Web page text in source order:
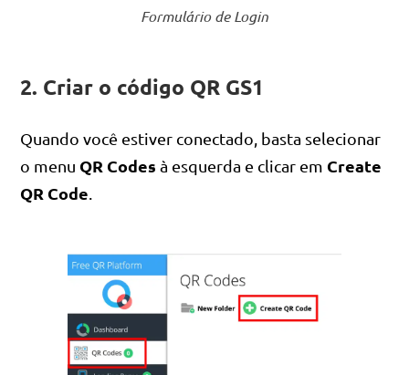
Formulário de Login
2. Criar o código QR GS1
Quando você estiver conectado, basta selecionar
o menu QR Codes à esquerda e clicar em Create
QR Code